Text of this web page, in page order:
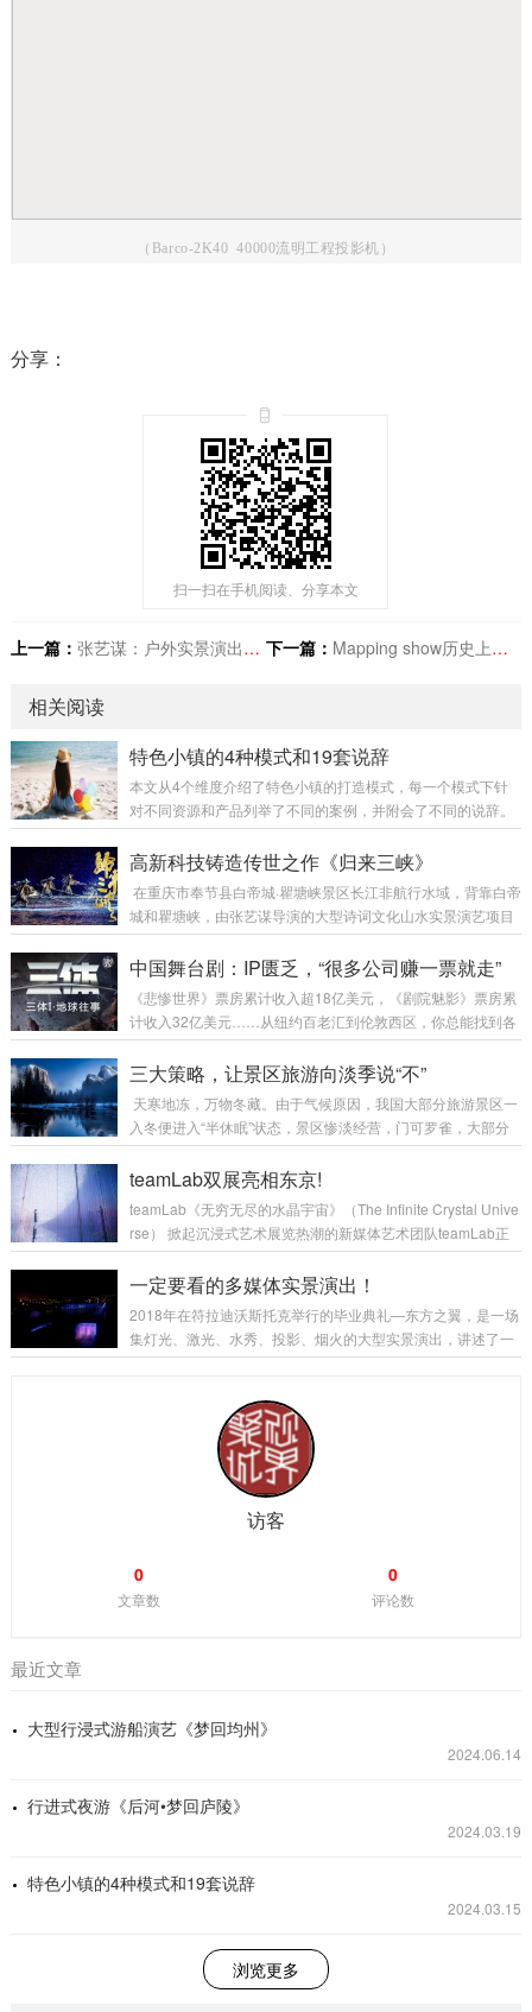
（Barco-2K40 40000流明工程投影机）
分享：
扫一扫在手机阅读、分享本文
上一篇： 张艺谋：户外实景演出《归来三峡》 下一篇： Mapping show历史上史诗级巨制
相关阅读
特色小镇的4种模式和19套说辞
本文从4个维度介绍了特色小镇的打造模式，每一个模式下针
对不同资源和产品列举了不同的案例，并附会了不同的说辞。
这些所谓特色小镇，看起来花样繁多，但是否构成特色小镇？
恐难以判定。因为有些根本就没有赖以安身立命的特色产品；
系；有的即使有产业，也没有因产业而滋生浸润的带有特色韵
味的、特殊气质的、特殊精神的、包含吃住行游购娱的特色生
是相对比较明显的，每个地区...
高新科技铸造传世之作《归来三峡》
在重庆市奉节县白帝城·瞿塘峡景区长江非航行水域，背靠白帝
城和瞿塘峡，由张艺谋导演的大型诗词文化山水实景演艺项目
《归来三峡》终于在万众期待之中携舞载歌而来。 导演张艺
谋、制作人沙晓岚、创意制作方北京锋尚世纪文化传媒股份有
筹备，几经打磨，终成盛宴。 重庆市奉节县，“西南四道之咽
喉，吴楚万里之襟带”，是一座拥有2300多年灿烂文明的“中华
峡...
中国舞台剧：IP匮乏，“很多公司赚一票就走”
《悲惨世界》票房累计收入超18亿美元，《剧院魅影》票房累
计收入32亿美元……从纽约百老汇到伦敦西区，你总能找到各
式经典剧目上演，而在中国市场能让人留下深刻印响的舞台剧
屈指可数。近日，3D科幻舞台剧《三体II 黑暗森林》在上海举
高的关注度。《三体Ⅰ》2016年6月在上海文化广场首演，以近
90%的上座率位列年度第一，成为2016年度票房冠军之作。该
《三体》舞台剧将当下全球...
三大策略，让景区旅游向淡季说“不”
天寒地冻，万物冬藏。由于气候原因，我国大部分旅游景区一
入冬便进入“半休眠”状态，景区惨淡经营，门可罗雀，大部分
宾馆关门歇业。传统的旅游资源闲置，整个行业进入冰封期。
如果充分开发冬季旅游产品、盘活景区淡季旅游经济、打开冬
只有淡季的思维。从国内市场来看，冬季旅游产品开发主要面
临以下几方面的问题，如区域交通受限制、基础设施薄弱、冬
足等问题，开发冬季旅游，破解淡季难...
teamLab双展亮相东京!
teamLab《无穷无尽的水晶宇宙》（The Infinite Crystal Unive
rse） 掀起沉浸式艺术展览热潮的新媒体艺术团队teamLab正
在日本东京举办两场空前大展：6月在东京台场举办的展览《te
amLab Borderless》是该艺术团队在东京设置的第一个常设展
外开放。感受无界世界飞舞的花海、流光的森林、游动的锦
鲤......充斥着这些光怪陆离元素的沉浸式展览去年登陆北京、深
一定要看的多媒体实景演出！
2018年在符拉迪沃斯托克举行的毕业典礼—东方之翼，是一场
集灯光、激光、水秀、投影、烟火的大型实景演出，讲述了一
个关于年轻人未来职业的故事。在这里，成千上万的学生和家
East（东方之翼）是一场25分钟的多媒体实景演出，这场演出
集齐了很多元素，但并不是简单将它们堆砌在一起。激光、水
秀、投影、桥上面的灯光甚至于帆船护卫舰都是联动的，所有
的效果呈现都是循序渐进的，共同组成了一个完整的故
访客
0
文章数
0
评论数
最近文章
大型行浸式游船演艺《梦回均州》
2024.06.14
行进式夜游《后河•梦回庐陵》
2024.03.19
特色小镇的4种模式和19套说辞
2024.03.15
浏览更多